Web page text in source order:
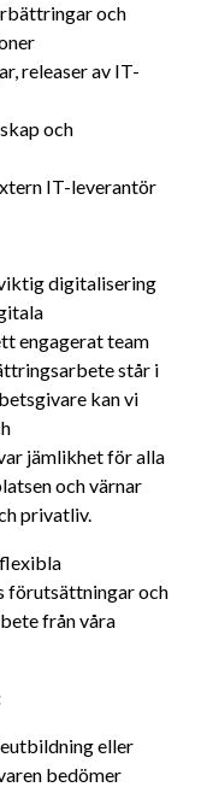
och
releaser av IT-
och
IT-leverantör
digitalisering
engagerat team
står i
kan vi
jämlikhet för alla
och värnar
privatliv.
förutsättningar och
från våra
eller
bedömer